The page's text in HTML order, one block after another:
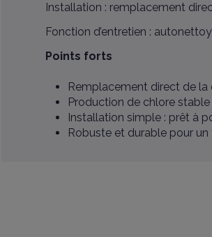
Installation : remplacement
Fonction d’entretien :
Points forts
Remplacement direct de la
Production de chlore stable
Installation simple : prêt à
Robuste et durable pour